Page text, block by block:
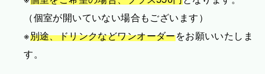
（個室が開いていない場合もございます）
※別途、ドリンクなどワンオーダーをお願いいたしま
す。